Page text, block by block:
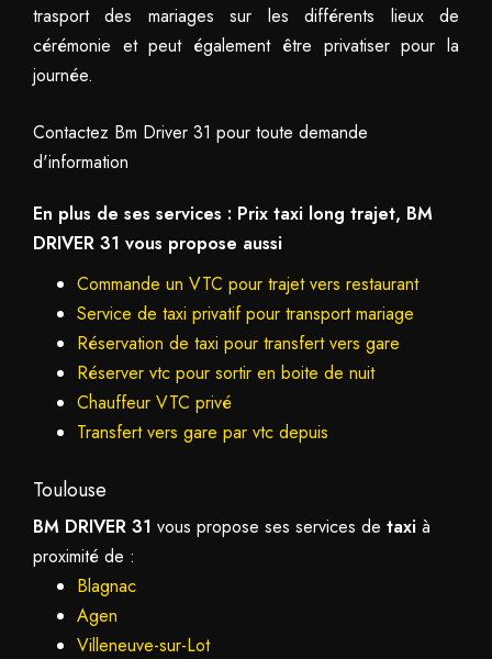
trasport des mariages sur les différents lieux de
cérémonie et peut également être privatiser pour la
journée.
Contactez Bm Driver 31 pour toute demande
d'information
En plus de ses services : Prix taxi long trajet, BM
DRIVER 31 vous propose aussi
Commande un VTC pour trajet vers restaurant
Service de taxi privatif pour transport mariage
Réservation de taxi pour transfert vers gare
Réserver vtc pour sortir en boite de nuit
Chauffeur VTC privé
Transfert vers gare par vtc depuis
Toulouse
BM DRIVER 31 vous propose ses services de taxi à
proximité de :
Blagnac
Agen
Villeneuve-sur-Lot